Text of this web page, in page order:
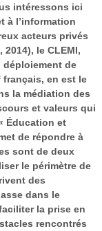
intéressons ici
à l’information
acteurs privés
le CLEMI,
déploiement de
français, en est le
la médiation des
et valeurs qui
Éducation et
de répondre à
sont de deux
le périmètre de
des
dans le
la prise en
rencontrés